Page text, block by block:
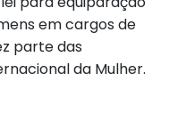
em cargos de
parte das
da Mulher.